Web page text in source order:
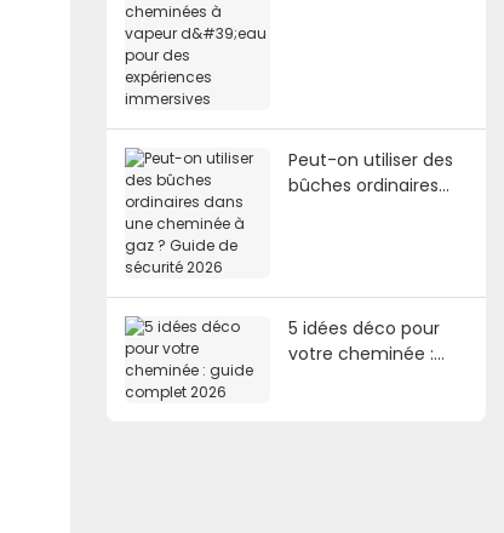
Peut-on utiliser des
bûches ordinaires
5 idées déco pour
votre cheminée :